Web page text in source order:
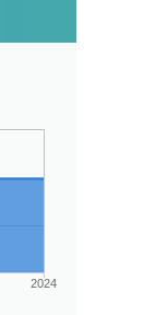
2024